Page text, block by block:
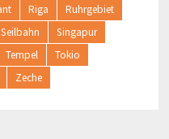
Riga
Ruhrgebiet
Seilbahn
Singapur
Tempel
Tokio
Zeche